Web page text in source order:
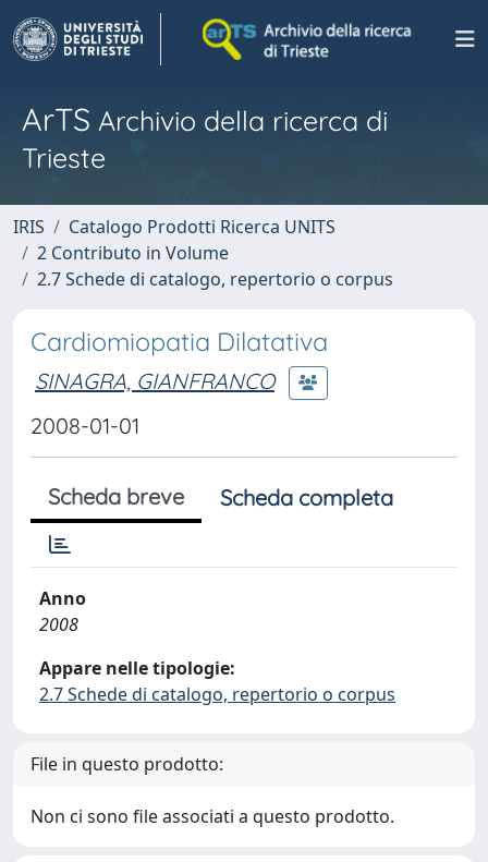
ArTS Archivio della ricerca di
Trieste
IRIS
Catalogo Prodotti Ricerca UNITS
2 Contributo in Volume
2.7 Schede di catalogo, repertorio o corpus
Cardiomiopatia Dilatativa
SINAGRA, GIANFRANCO
2008-01-01
Scheda breve Scheda completa
Anno
2008
Appare nelle tipologie:
2.7 Schede di catalogo, repertorio o corpus
File in questo prodotto:
Non ci sono file associati a questo prodotto.